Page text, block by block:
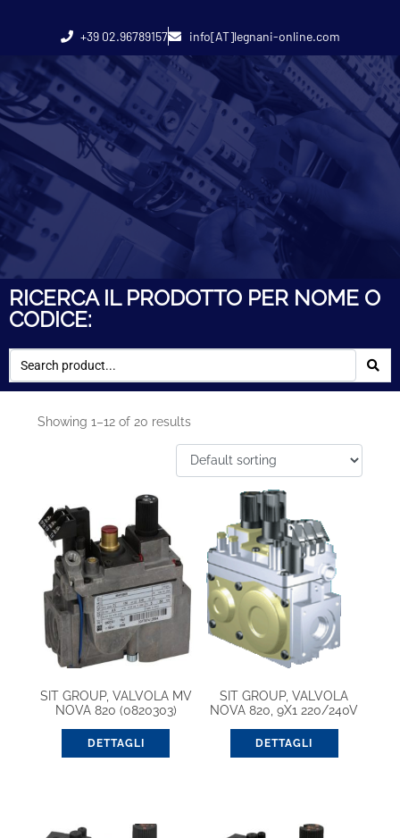
+39 02.96789157 info[AT]legnani-online.com
RICERCA IL PRODOTTO PER NOME O
CODICE:
Showing 1–12 of 20 results
SIT GROUP, VALVOLA MV
NOVA 820 (0820303)
DETTAGLI
SIT GROUP, VALVOLA
NOVA 820, 9X1 220/240V
DETTAGLI